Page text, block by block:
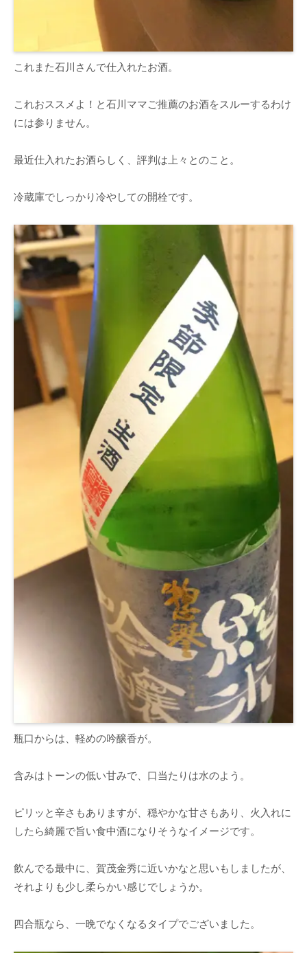
これまた石川さんで仕入れたお酒。
これおススメよ！と石川ママご推薦のお酒をスルーするわけ
には参りません。
最近仕入れたお酒らしく、評判は上々とのこと。
冷蔵庫でしっかり冷やしての開栓です。
瓶口からは、軽めの吟醸香が。
含みはトーンの低い甘みで、口当たりは水のよう。
ピリッと辛さもありますが、穏やかな甘さもあり、火入れに
したら綺麗で旨い食中酒になりそうなイメージです。
飲んでる最中に、賀茂金秀に近いかなと思いもしましたが、
それよりも少し柔らかい感じでしょうか。
四合瓶なら、一晩でなくなるタイプでございました。